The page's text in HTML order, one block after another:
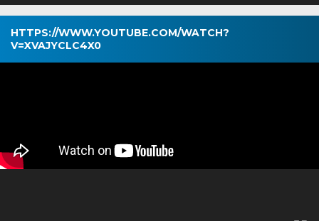
HTTPS://WWW.YOUTUBE.COM/WATCH?
V=XVAJYCLC4X0
Pemutar